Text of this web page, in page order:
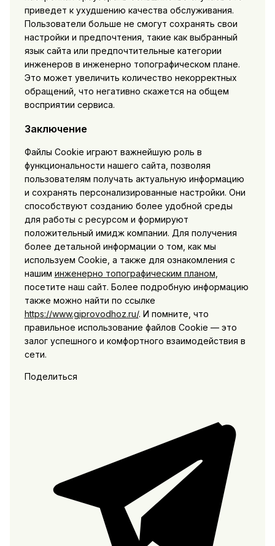
приведет к ухудшению качества обслуживания.
Пользователи больше не смогут сохранять свои
настройки и предпочтения, такие как выбранный
язык сайта или предпочтительные категории
инженеров в инженерно топографическом плане.
Это может увеличить количество некорректных
обращений, что негативно скажется на общем
восприятии сервиса.
Заключение
Файлы Cookie играют важнейшую роль в
функциональности нашего сайта, позволяя
пользователям получать актуальную информацию
и сохранять персонализированные настройки. Они
способствуют созданию более удобной среды
для работы с ресурсом и формируют
положительный имидж компании. Для получения
более детальной информации о том, как мы
используем Cookie, а также для ознакомления с
нашим инженерно топографическим планом
посетите наш сайт. Более подробную информацию
также можно найти по ссылке
https://www.giprovodhoz.ru/. И помните, что
правильное использование файлов Cookie — это
залог успешного и комфортного взаимодействия в
сети.
Поделиться